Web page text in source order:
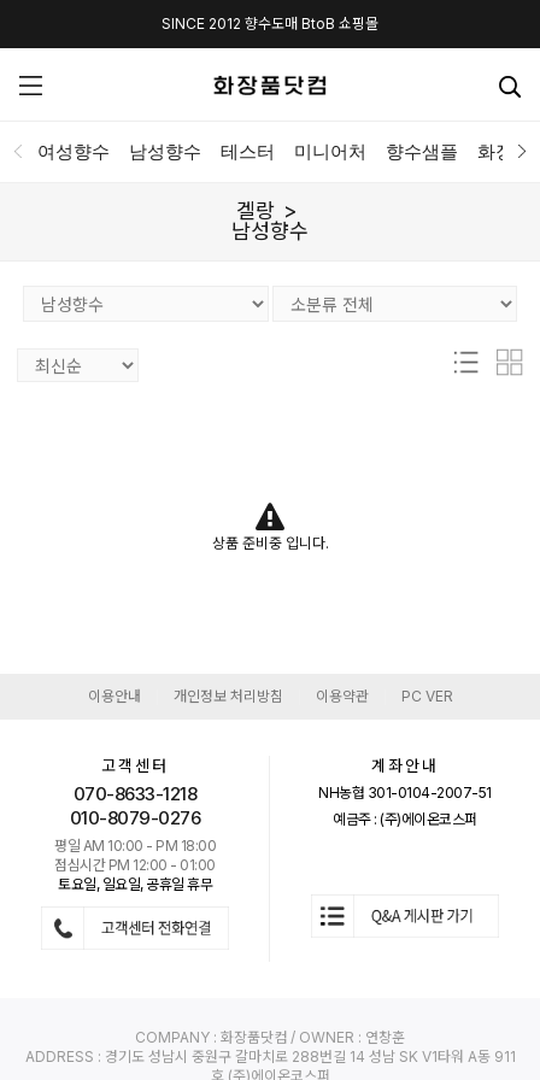
SINCE 2012 향수도매 BtoB 쇼핑몰
여성향수 남성향수 테스터 미니어처 향수샘플 화장품
겔랑
남성향수
상품 준비중 입니다.
이용안내 개인정보 처리방침 이용약관 PC VER
고객센터
070-8633-1218
010-8079-0276
평일 AM 10:00 - PM 18:00
점심시간 PM 12:00 - 01:00
토요일, 일요일, 공휴일 휴무
계좌안내
NH농협 301-0104-2007-51
예금주 : (주)에이온코스퍼
COMPANY : 화장품닷컴 / OWNER : 연창훈
ADDRESS : 경기도 성남시 중원구 갈마치로 288번길 14 성남 SK V1타워 A동 911
호 (주)에이온코스퍼